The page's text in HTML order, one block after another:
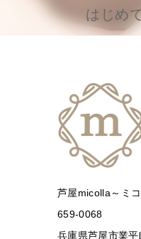
はじめ
芦屋micolla～ミ
659-0068
兵庫県芦屋市業